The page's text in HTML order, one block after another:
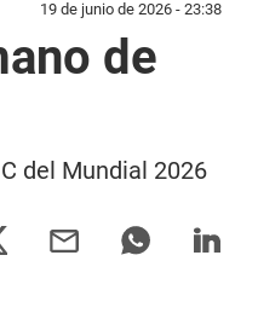
19 de junio de 2026 - 23:38
de
del Mundial 2026